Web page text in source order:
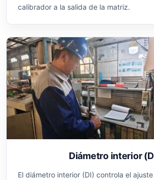
calibrador a la salida de la matriz.
Diámetro interior
El diámetro interior (DI) controla el